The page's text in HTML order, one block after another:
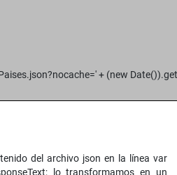
+ (new
del archivo json en la línea var
lo transformamos en un